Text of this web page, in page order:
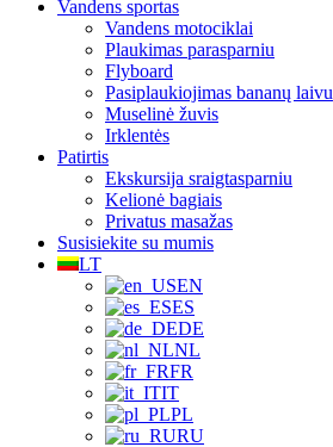
Vandens sportas
Vandens motociklai
Plaukimas parasparniu
Flyboard
Pasiplaukiojimas bananų laivu
Muselinė žuvis
Irklentės
Patirtis
Ekskursija sraigtasparniu
Kelionė bagiais
Privatus masažas
Susisiekite su mumis
LT
EN
ES
DE
NL
FR
IT
PL
RU